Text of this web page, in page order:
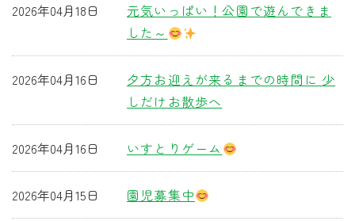
元気いっぱい！公園で遊んできま
した～
2026年04月18日
夕方お迎えが来るまでの時間に 少
しだけお散歩へ
2026年04月16日
いすとりゲーム
2026年04月16日
園児募集中
2026年04月15日